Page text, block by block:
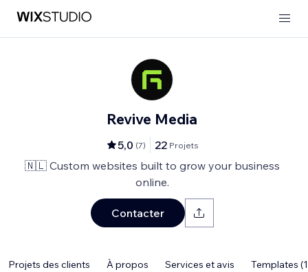
Revive Media
5,0 (7) 22 Projets
🇳🇱 Custom websites built to grow your business
online.
Contacter
Projets des clients À propos Services et avis Templates